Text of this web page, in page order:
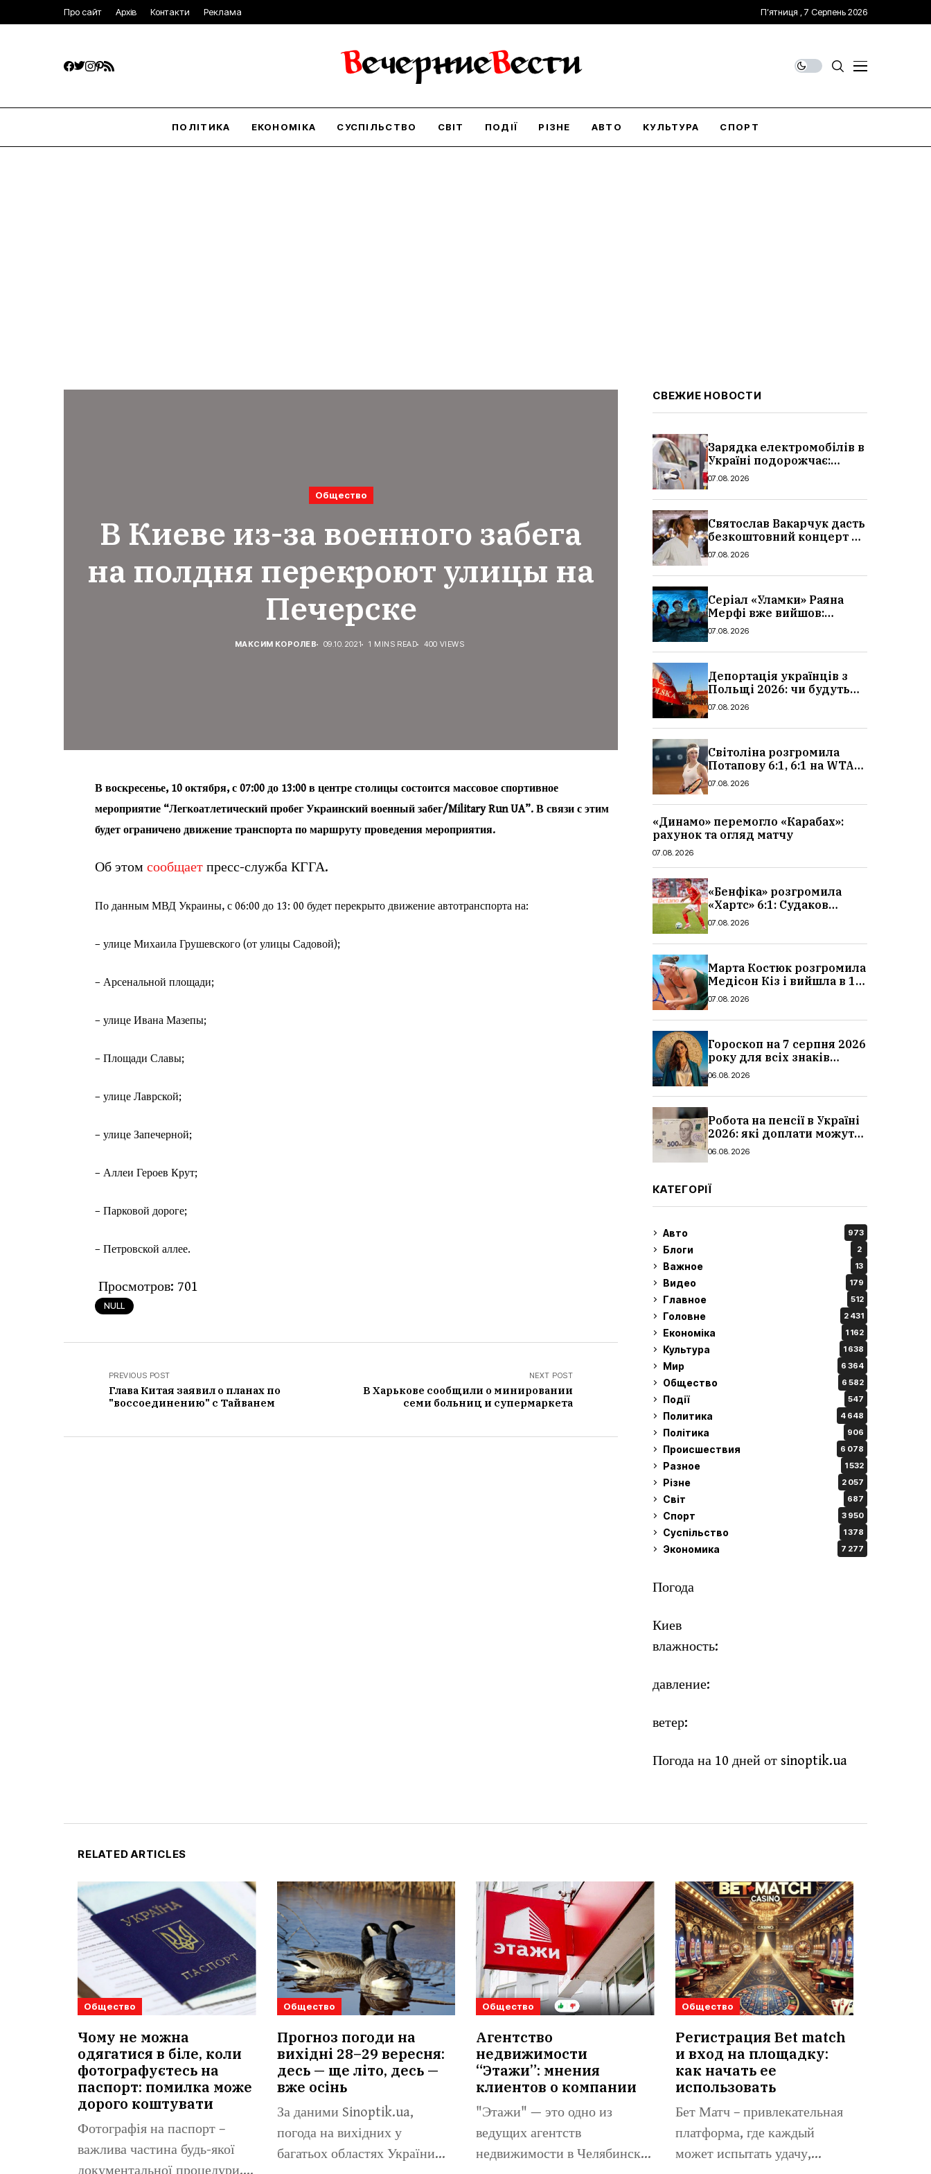
Про сайт Архів Контакти Реклама П’ятниця , 7 Серпень 2026
ПОЛІТИКА ЕКОНОМІКА СУСПІЛЬСТВО СВІТ ПОДІЇ РІЗНЕ АВТО КУЛЬТУРА СПОРТ
Общество
В Киеве из-за военного забега
на полдня перекроют улицы на
Печерске
МАКСИМ КОРОЛЕВ 09.10.2021 1 MINS READ 400 VIEWS
В воскресенье, 10 октября, с 07:00 до 13:00 в центре столицы состоится массовое спортивное
мероприятие “Легкоатлетический пробег Украинский военный забег/Military Run UA”. В связи с этим
будет ограничено движение транспорта по маршруту проведения мероприятия.
Об этом сообщает пресс-служба КГГА.
По данным МВД Украины, с 06:00 до 13: 00 будет перекрыто движение автотранспорта на:
– улице Михаила Грушевского (от улицы Садовой);
– Арсенальной площади;
– улице Ивана Мазепы;
– Площади Славы;
– улице Лаврской;
– улице Запечерной;
– Аллеи Героев Крут;
– Парковой дороге;
– Петровской аллее.
Просмотров: 701
NULL
PREVIOUS POST
Глава Китая заявил о планах по
"воссоединению" с Тайванем
NEXT POST
В Харькове сообщили о минировании
семи больниц и супермаркета
СВЕЖИЕ НОВОСТИ
Зарядка електромобілів в
Україні подорожчає:
причина і нові ціни з
07.08.2026
Святослав Вакарчук дасть
безкоштовний концерт у
Львові: дата і місце
07.08.2026
Серіал «Уламки» Раяна
Мерфі вже вийшов:
сюжет, актори та всі
07.08.2026
Депортація українців з
Польщі 2026: чи будуть
висилати українських
07.08.2026
Світоліна розгромила
Потапову 6:1, 6:1 на WTA
1000 у Торонто
07.08.2026
«Динамо» перемогло «Карабах»:
рахунок та огляд матчу
07.08.2026
«Бенфіка» розгромила
«Хартс» 6:1: Судаков
відзначився асистом,
07.08.2026
Марта Костюк розгромила
Медісон Кіз і вийшла в 1/8
фіналу Торонто: результат
07.08.2026
Гороскоп на 7 серпня 2026
року для всіх знаків
зодіаку: кому пощастить у
06.08.2026
Робота на пенсії в Україні
2026: які доплати можуть
скасувати, про що
06.08.2026
КАТЕГОРІЇ
Авто 973
Блоги 2
Важное 13
Видео 179
Главное 512
Головне 2 431
Економіка 1 162
Культура 1 638
Мир 6 364
Общество 6 582
Події 547
Политика 4 648
Політика 906
Происшествия 6 078
Разное 1 532
Різне 2 057
Світ 687
Спорт 3 950
Суспільство 1 378
Экономика 7 277
Погода
Киев
влажность:
давление:
ветер:
Погода на 10 дней от sinoptik.ua
RELATED ARTICLES
Общество
Чому не можна
одягатися в біле, коли
фотографуєтесь на
паспорт: помилка може
дорого коштувати
Фотографія на паспорт –
важлива частина будь-якої
Общество
Прогноз погоди на
вихідні 28–29 вересня:
десь — ще літо, десь —
вже осінь
За даними Sinoptik.ua,
погода на вихідних у
багатьох областях України
Общество
Агентство
недвижимости
“Этажи”: мнения
клиентов о компании
"Этажи" — это одно из
ведущих агентств
недвижимости в Челябинске,
Общество
Регистрация Bet match
и вход на площадку:
как начать ее
использовать
Бет Матч – привлекательная
платформа, где каждый
может испытать удачу,